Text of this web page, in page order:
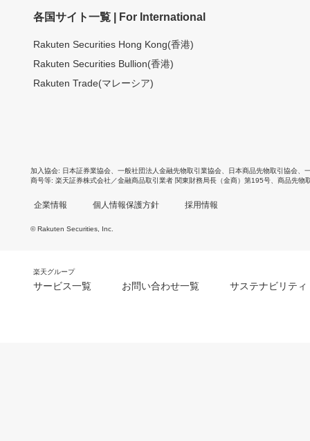
各国サイト一覧 | For International
Rakuten Securities Hong Kong(香港)
Rakuten Securities Bullion(香港)
Rakuten Trade(マレーシア)
加入協会 日本証券業協会 一般社団法人金融先物取引業協会 日本商品先物取引協会
商号等 楽天証券株式会社／金融商品取引業者 関東財務局長（金商）第195号、商品先物
企業情報 個人情報保護方針 採用情報
© Rakuten Securities, Inc.
楽天グループ
サービス一覧 お問い合わせ一覧 サステナビリティ